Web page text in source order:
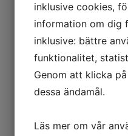
Ostbrickor &
Vi gör både
mindre osttallrikar,
inklusive cookies,
information om dig
inklusive: bättre
funktionalitet,
Genom att klicka
dessa ändamål.
Läs mer om vår